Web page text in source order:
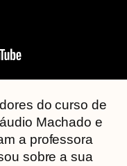
do curso de
Machado e
a professora
sobre a sua